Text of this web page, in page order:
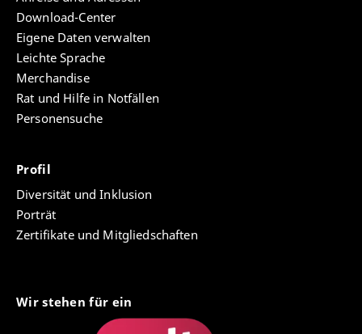
Download-Center
Eigene Daten verwalten
Leichte Sprache
Merchandise
Rat und Hilfe in Notfällen
Personensuche
Profil
Diversität und Inklusion
Porträt
Zertifikate und Mitgliedschaften
Wir stehen für ein